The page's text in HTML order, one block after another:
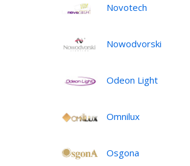
Novotech
Nowodvorski
Odeon Light
Omnilux
Osgona